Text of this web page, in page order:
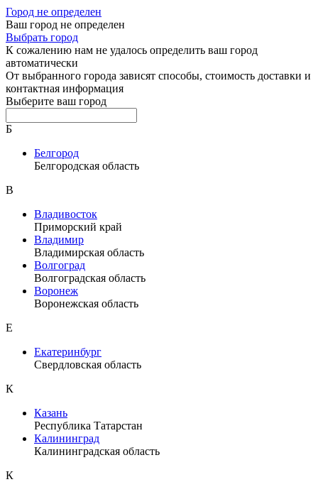
Город не определен
Ваш город не определен
Выбрать город
К сожалению нам не удалось определить ваш город
автоматически
От выбранного города зависят способы, стоимость доставки и
контактная информация
Выберите ваш город
Б
Белгород
Белгородская область
В
Владивосток
Приморский край
Владимир
Владимирская область
Волгоград
Волгоградская область
Воронеж
Воронежская область
Е
Екатеринбург
Свердловская область
К
Казань
Республика Татарстан
Калининград
Калининградская область
К